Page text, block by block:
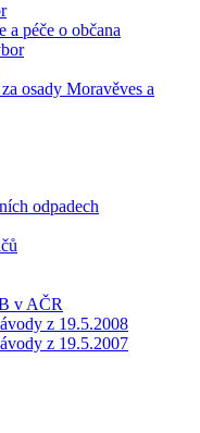
a péče o občana
osady Moravěves a
odpadech
v AČR
z 19.5.2008
z 19.5.2007